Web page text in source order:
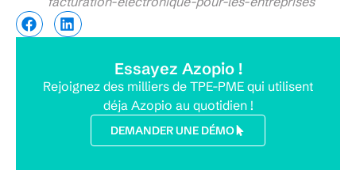
Essayez Azopio !
Rejoignez des milliers de TPE-PME qui utilisent
déja Azopio au quotidien !
DEMANDER UNE DÉMO